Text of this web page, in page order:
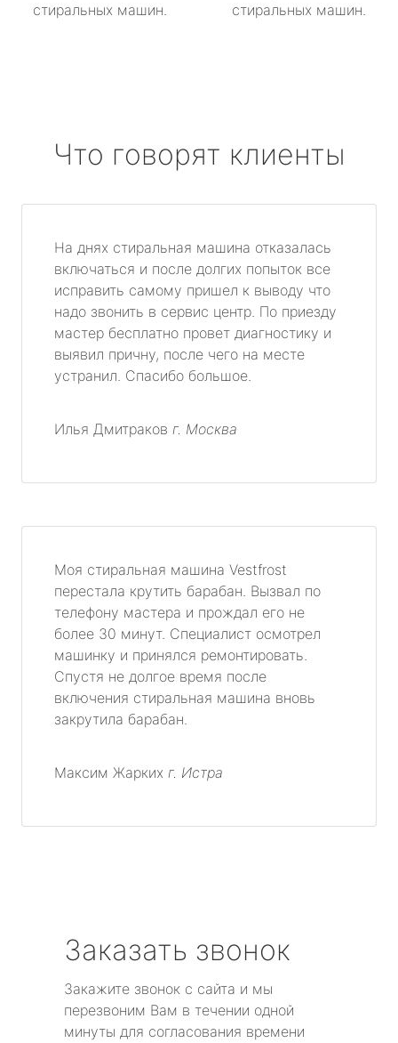
стиральных машин.
стиральных машин.
Что говорят клиенты
На днях стиральная машина отказалась
включаться и после долгих попыток все
исправить самому пришел к выводу что
надо звонить в сервис центр. По приезду
мастер бесплатно провет диагностику и
выявил причну, после чего на месте
устранил. Спасибо большое.
Илья Дмитраков г. Москва
Моя стиральная машина Vestfrost
перестала крутить барабан. Вызвал по
телефону мастера и прождал его не
более 30 минут. Специалист осмотрел
машинку и принялся ремонтировать.
Спустя не долгое время после
включения стиральная машина вновь
закрутила барабан.
Максим Жарких г. Истра
Заказать звонок
Закажите звонок с сайта и мы
перезвоним Вам в течении одной
минуты для согласования времени